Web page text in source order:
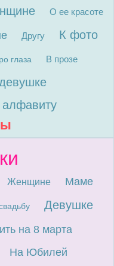
О ее красоте
Другу К фото
глаза В прозе
Женщине Маме
Девушке
на 8 марта
На Юбилей